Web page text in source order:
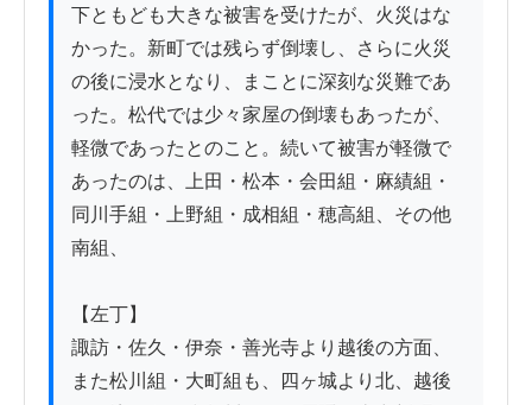
下ともども大きな被害を受けたが、火災はな
かった。新町では残らず倒壊し、さらに火災
の後に浸水となり、まことに深刻な災難であ
った。松代では少々家屋の倒壊もあったが、
軽微であったとのこと。続いて被害が軽微で
あったのは、上田・松本・会田組・麻績組・
同川手組・上野組・成相組・穂高組、その他
南組、
【左丁】
諏訪・佐久・伊奈・善光寺より越後の方面、
また松川組・大町組も、四ヶ城より北、越後